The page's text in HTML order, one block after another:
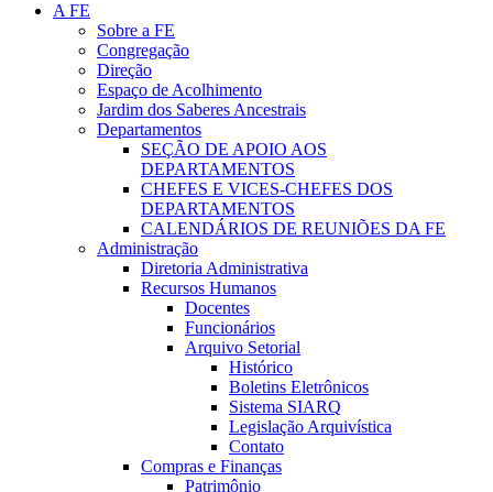
A FE
Sobre a FE
Congregação
Direção
Espaço de Acolhimento
Jardim dos Saberes Ancestrais
Departamentos
SEÇÃO DE APOIO AOS
DEPARTAMENTOS
CHEFES E VICES-CHEFES DOS
DEPARTAMENTOS
CALENDÁRIOS DE REUNIÕES DA FE
Administração
Diretoria Administrativa
Recursos Humanos
Docentes
Funcionários
Arquivo Setorial
Histórico
Boletins Eletrônicos
Sistema SIARQ
Legislação Arquivística
Contato
Compras e Finanças
Patrimônio